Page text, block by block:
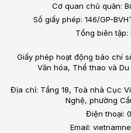
Cơ quan chủ quản:
Số giấy phép: 146/GP-
Tổng biên tập:
Giấy phép hoạt động báo chí
Văn hóa, Thể thao và
Địa chỉ: Tầng 18, Toà nhà Cục
Nghệ, phường
Điện thoại:
Email: